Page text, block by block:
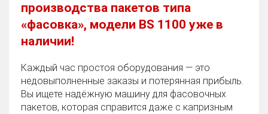
производства пакетов типа
«фасовка», модели BS 1100 уже в
наличии!
Каждый час простоя оборудования — это
недовыполненные заказы и потерянная прибыль.
Вы ищете надёжную машину для фасовочных
пакетов, которая справится даже с капризным